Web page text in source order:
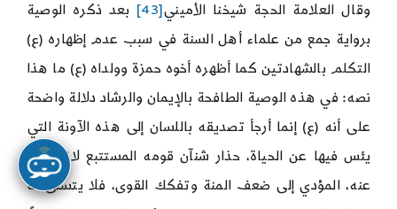
وقال العلامة الحجة شيخنا الأميني[43]
بعد ذكره الوصية
برواية جمع من علماء أهل السنة في سبب عدم إظهاره (ع)
التكلم بالشهادتين كما أظهره أخوه حمزة وولداه (ع) ما هذا
نصه: في هذه الوصية الطافحة بالإيمان والرشاد دلالة واضحة
على أنه (ع) إنما أرجأ تصديقه باللسان إلى هذه الآونة التي
يئس فيها عن الحياة، حذار شنآن قومه المستتبع لانثيالهم
عنه، المؤدي إلى ضعف المنة وتفكك القوى، فلا يتسنى له